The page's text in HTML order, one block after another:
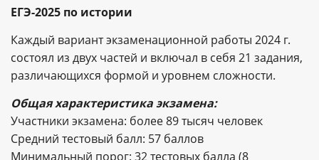
ЕГЭ-2025 по истории
Каждый вариант экзаменационной работы 2024 г.
состоял из двух частей и включал в себя 21 задания,
различающихся формой и уровнем сложности.
Общая характеристика экзамена:
Участники экзамена: более 89 тысяч человек
Средний тестовый балл: 57 баллов
Минимальный порог: 32 тестовых балла (8